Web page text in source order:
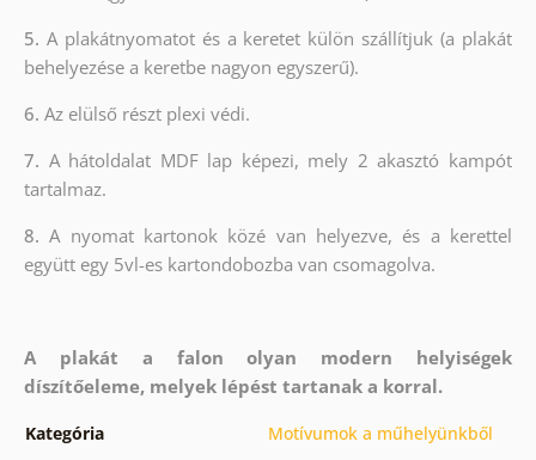
5. A plakátnyomatot és a keretet külön szállítjuk (a plakát
behelyezése a keretbe nagyon egyszerű).
6. Az elülső részt plexi védi.
7. A hátoldalat MDF lap képezi, mely 2 akasztó kampót
tartalmaz.
8.A nyomat kartonok közé van helyezve, és a kerettel
együtt egy 5vl-es kartondobozba van csomagolva.
A plakát a falon olyan modern helyiségek
díszítőeleme, melyek lépést tartanak a korral.
Kategória Motívumok a műhelyünkből